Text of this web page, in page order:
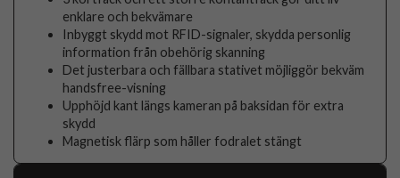
enklare och bekvämare
Inbyggt skydd mot RFID-signaler, skydda personlig
information från obehörig skanning
Det justerbara och fällbara stativet möjliggör bekväm
handsfree-visning
Upphöjd kant längs kameran på baksidan för extra
skydd
Magnetisk flärp som håller fodralet stängt